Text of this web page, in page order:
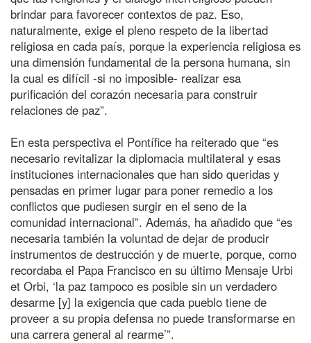
brindar para favorecer contextos de paz. Eso,
naturalmente, exige el pleno respeto de la libertad
religiosa en cada país, porque la experiencia religiosa es
una dimensión fundamental de la persona humana, sin
la cual es difícil -si no imposible- realizar esa
purificación del corazón necesaria para construir
relaciones de paz”.
En esta perspectiva el Pontífice ha reiterado que “es
necesario revitalizar la diplomacia multilateral y esas
instituciones internacionales que han sido queridas y
pensadas en primer lugar para poner remedio a los
conflictos que pudiesen surgir en el seno de la
comunidad internacional”. Además, ha añadido que “es
necesaria también la voluntad de dejar de producir
instrumentos de destrucción y de muerte, porque, como
recordaba el Papa Francisco en su último Mensaje Urbi
et Orbi, ‘la paz tampoco es posible sin un verdadero
desarme [y] la exigencia que cada pueblo tiene de
proveer a su propia defensa no puede transformarse en
una carrera general al rearme’”.